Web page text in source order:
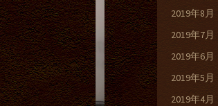
2019年8月
2019年7月
2019年6月
2019年5月
2019年4月